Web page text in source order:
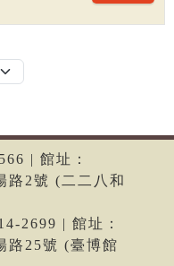
| 館址：
路2號 (二二八和
2699 | 館址：
路25號 (臺博館